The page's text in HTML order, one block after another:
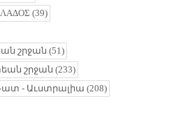
(39)
շրջան (51)
շրջան (233)
- Աւստրալիա (208)